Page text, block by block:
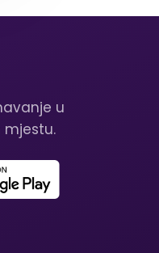
u
mjestu.